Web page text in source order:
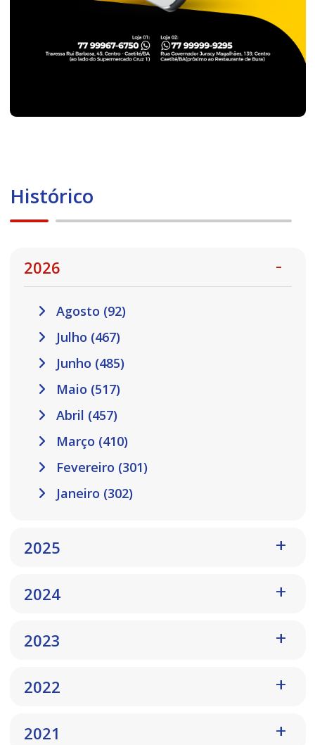
Histórico
2026
Agosto (92)
Julho (467)
Junho (485)
Maio (517)
Abril (457)
Março (410)
Fevereiro (301)
Janeiro (302)
2025
2024
2023
2022
2021